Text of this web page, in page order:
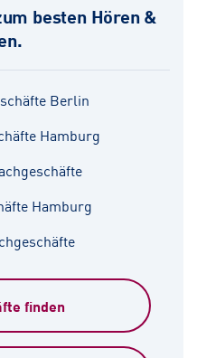
besten Hören &
Berlin
Hamburg
Hamburg
finden